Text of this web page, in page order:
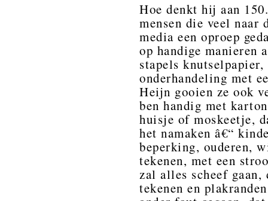
Hoe denkt hij aan
mensen die veel naar
media een oproep
op handige manieren
stapels
onderhandeling met
Heijn gooien ze ook
ben handig met
huisje of moskeetje,
het namaken â€“
beperking, ouderen,
tekenen, met een
zal alles scheef gaan,
tekenen en